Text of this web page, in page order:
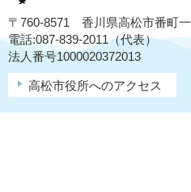
〒760-8571 香川県高松市番町
電話:087-839-2011（代表）
法人番号1000020372013
高松市役所へのアクセス